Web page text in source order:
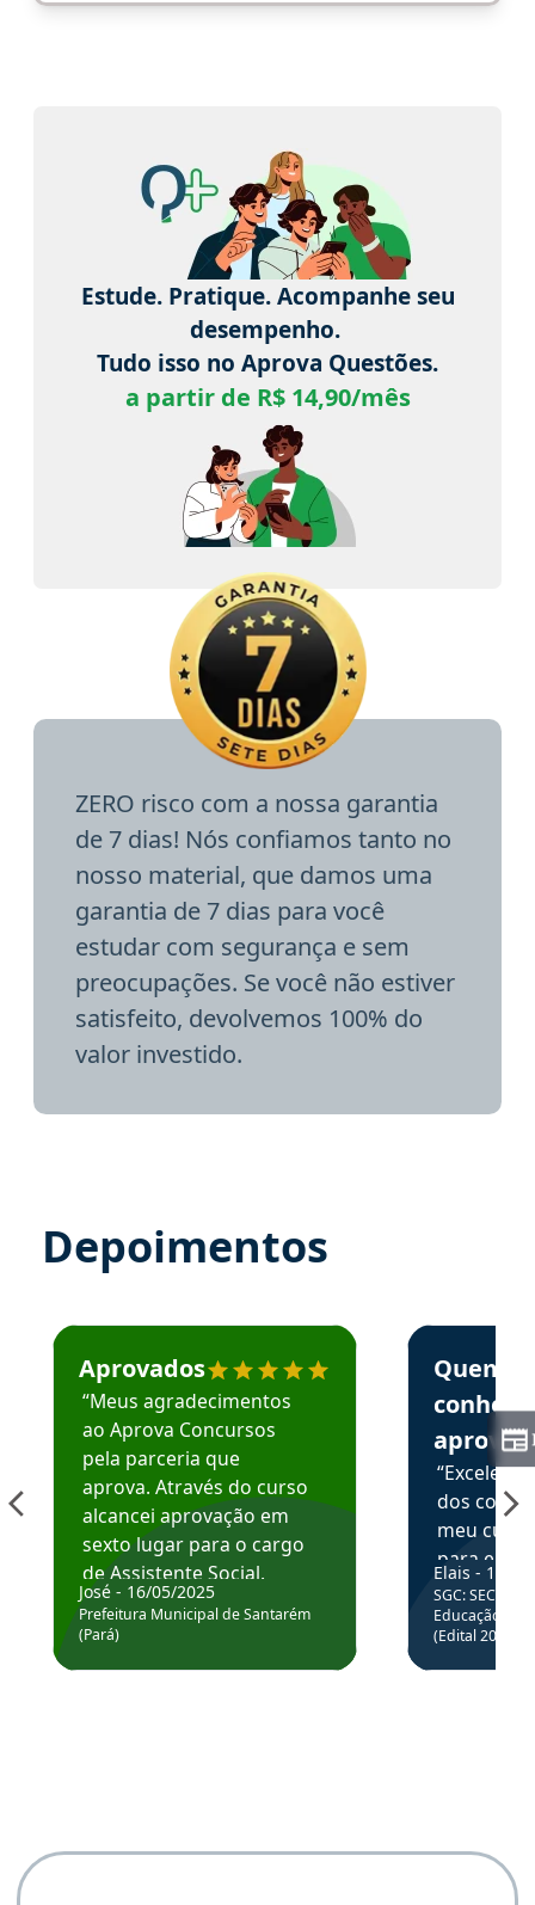
Estude. Pratique. Acompanhe seu
desempenho.
Tudo isso no Aprova Questões.
a partir de R$ 14,90/mês
ZERO risco com a nossa garantia
de 7 dias! Nós confiamos tanto no
nosso material, que damos uma
garantia de 7 dias para você
estudar com segurança e sem
preocupações. Se você não estiver
satisfeito, devolvemos 100% do
valor investido.
Depoimentos
Estudante José recomenda o Aprova Concursos em
Aprovados
“Meus agradecimentos
ao Aprova Concursos
pela parceria que
aprova. Através do curso
alcancei aprovação em
sexto lugar para o cargo
de Assistente Social.
Hoje estou atuando na
Prefeitura de Santarém.
José - 16/05/2025
Prefeitura Municipal de Santarém
(Pará)
Estudante
Quem
aprova
dos
meu
para
colocar
através
de
Elais - 15/
SGC: SEC BA
Educação
(Edital